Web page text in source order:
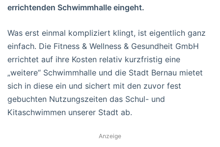
errichtenden Schwimmhalle eingeht.
Was erst einmal kompliziert klingt, ist eigentlich ganz
einfach. Die Fitness & Wellness & Gesundheit GmbH
errichtet auf ihre Kosten relativ kurzfristig eine
„weitere“ Schwimmhalle und die Stadt Bernau mietet
sich in diese ein und sichert mit den zuvor fest
gebuchten Nutzungszeiten das Schul- und
Kitaschwimmen unserer Stadt ab.
Anzeige